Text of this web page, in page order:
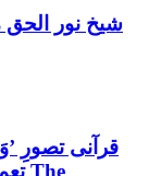
شیخ نور
قرآنی تصورِ
تعمیرِ معاشرہ کا ایک عمرانی مطالعہThe